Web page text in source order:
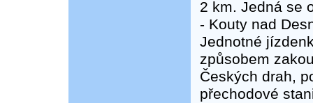
2 km. Jedná se
- Kouty nad
Jednotné
způsobem
Českých drah,
přechodové